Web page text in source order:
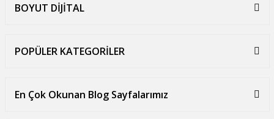
BOYUT DİJİTAL
POPÜLER KATEGORİLER
En Çok Okunan Blog Sayfalarımız